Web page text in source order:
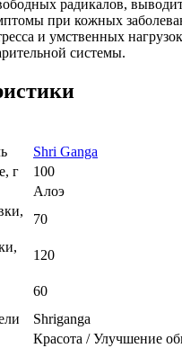
радикалов,
при кожных
и умственных
системы.
Shri Ganga
г
100
Алоэ
70
120
60
Shriganga
Красота / Улучшение